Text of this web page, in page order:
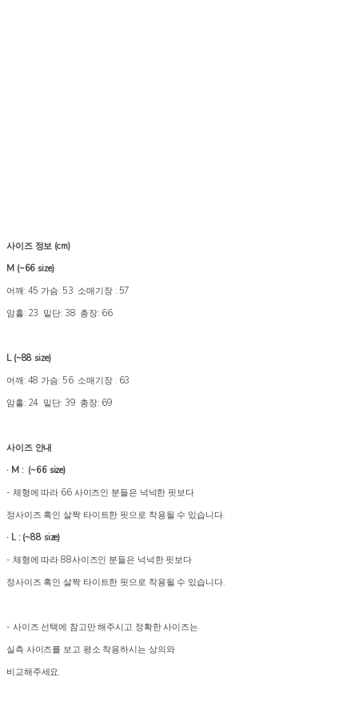
사이즈 정보 (cm)
M (~66 size)
어깨: 45 가슴: 53 소매기장 : 57
암홀: 23 밑단: 38 총장: 66
L (~88 size)
어깨: 48 가슴: 56 소매기장 : 63
암홀: 24 밑단: 39 총장: 69
사이즈 안내
· M : (~66 size)
- 체형에 따라 66 사이즈인 분들은 넉넉한 핏보다
정사이즈 혹인 살짝 타이트한 핏으로 착용될 수 있습니다.
· L : (~88 size)
- 체형에 따라 88사이즈인 분들은 넉넉한 핏보다
정사이즈 혹인 살짝 타이트한 핏으로 착용될 수 있습니다.
- 사이즈 선택에 참고만 해주시고 정확한 사이즈는
실측 사이즈를 보고 평소 착용하시는 상의와
비교해주세요.